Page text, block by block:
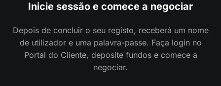
Inicie sessão e comece a negociar
Depois de concluir o seu registo, receberá um nome
de utilizador e uma palavra-passe. Faça login no
Portal do Cliente, deposite fundos e comece a
negociar.